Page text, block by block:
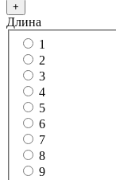
+
Длина
1
2
3
4
5
6
7
8
9